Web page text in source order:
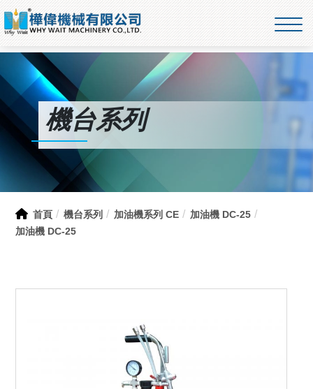
機台系列
首頁 機台系列 加油機系列 CE
加油機 DC-25
加油機 DC-25